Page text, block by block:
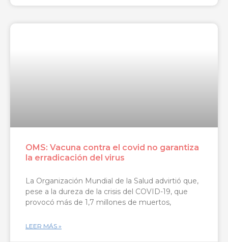
OMS: Vacuna contra el covid no garantiza
la erradicación del virus
La Organización Mundial de la Salud advirtió que,
pese a la dureza de la crisis del COVID-19, que
provocó más de 1,7 millones de muertos,
LEER MÁS »